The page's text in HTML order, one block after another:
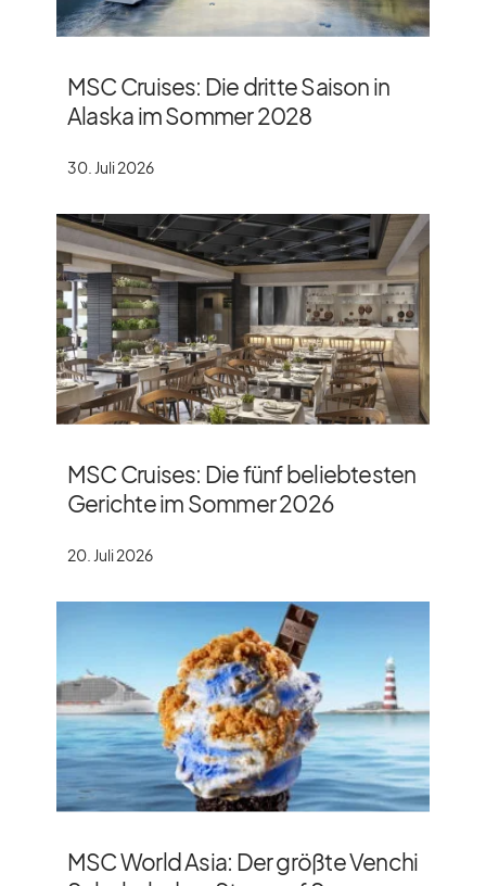
MSC Cruises: Die dritte Saison in
Alaska im Sommer 2028
30. Juli 2026
MSC Cruises: Die fünf beliebtesten
Gerichte im Sommer 2026
20. Juli 2026
MSC World Asia: Der größte Venchi